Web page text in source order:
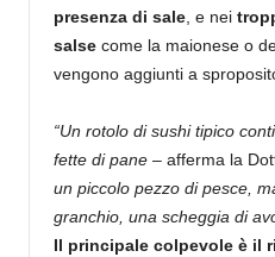
presenza di sale, e nei
salsecome la maionese o
vengono aggiunti a
“Un rotolo di sushi tipico
fette di pane – afferma la
un piccolo pezzo di pesce,
granchio, una scheggia di
Il principale colpevole è il